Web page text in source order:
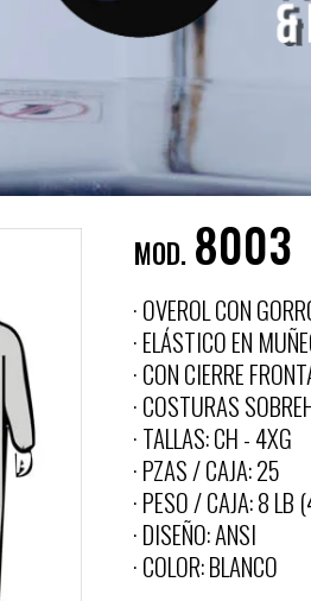
MOD. 8003
· OVEROL CON
· ELÁSTICO EN
· CON CIERRE
· COSTURAS
· TALLAS: CH - 4XG
· PZAS / CAJA: 25
· PESO / CAJA: 8 LB
· DISEÑO: ANSI
· COLOR: BLANCO